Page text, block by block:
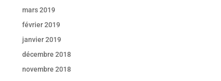
mars 2019
février 2019
janvier 2019
décembre 2018
novembre 2018